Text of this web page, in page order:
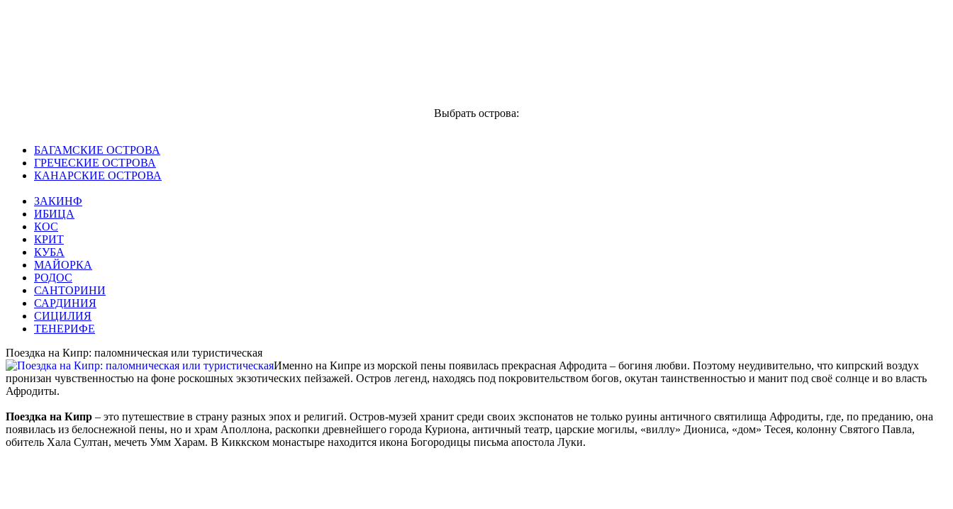
Выбрать острова:
БАГАМСКИЕ ОСТРОВА
ГРЕЧЕСКИЕ ОСТРОВА
КАНАРСКИЕ ОСТРОВА
ЗАКИНФ
ИБИЦА
КОС
КРИТ
КУБА
МАЙОРКА
РОДОС
САНТОРИНИ
САРДИНИЯ
СИЦИЛИЯ
ТЕНЕРИФЕ
Поездка на Кипр: паломническая или туристическая
Именно на Кипре из морской пены появилась прекрасная Афродита – богиня любви. Поэтому неудивительно, что кипрский воздух
пронизан чувственностью на фоне роскошных экзотических пейзажей. Остров легенд, находясь под покровительством богов, окутан таинственностью и манит под своё солнце и во власть
Афродиты.
Поездка на Кипр – это путешествие в страну разных эпох и религий. Остров-музей хранит среди своих экспонатов не только руины античного святилища Афродиты, где, по преданию, она
появилась из белоснежной пены, но и храм Аполлона, раскопки древнейшего города Куриона, античный театр, царские могилы, «виллу» Диониса, «дом» Тесея, колонну Святого Павла,
обитель Хала Султан, мечеть Умм Харам. В Киккском монастыре находится икона Богородицы письма апостола Луки.